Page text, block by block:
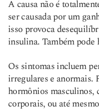
A causa não é
ser causada por um
isso provoca
insulina. Também
Os sintomas incluem
irregulares e anormais.
hormônios masculinos,
corporais, ou até